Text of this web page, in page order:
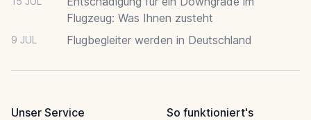
Flugzeug: Was Ihnen zusteht
9 JUL Flugbegleiter werden in Deutschland
Unser Service
So funktioniert's